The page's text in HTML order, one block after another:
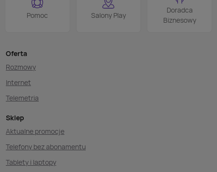
Pomoc Salony Play
Doradca
Biznesowy
Oferta
Rozmowy
Internet
Telemetria
Sklep
Aktualne promocje
Telefony bez abonamentu
Tablety i laptopy